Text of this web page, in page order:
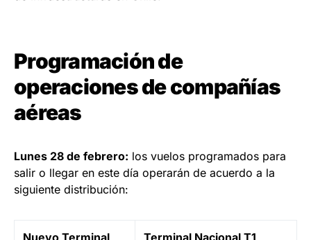
Programación de
operaciones de compañías
aéreas
Lunes 28 de febrero: los vuelos programados para
salir o llegar en este día operarán de acuerdo a la
siguiente distribución: